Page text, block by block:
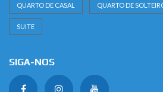
QUARTO DE CASAL QUARTO DE
SUITE
SIGA-NOS